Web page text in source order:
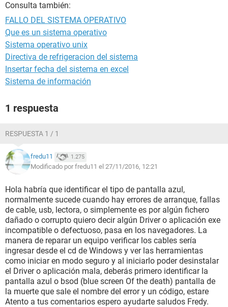
Consulta también:
FALLO DEL SISTEMA OPERATIVO
Que es un sistema operativo
Sistema operativo unix
Directiva de refrigeracion del sistema
Insertar fecha del sistema en excel
Sistema de información
1 respuesta
RESPUESTA 1 / 1
fredu11 1.275
Modificado por fredu11 el 27/11/2016, 12:21
Hola habría que identificar el tipo de pantalla azul,
normalmente sucede cuando hay errores de arranque, fallas
de cable, usb, lectora, o simplemente es por algún fichero
dañado o corrupto quiero decir algún Driver o aplicación exe
incompatible o defectuoso, pasa en los navegadores. La
manera de reparar un equipo verificar los cables sería
ingresar desde el cd de Windows y ver las herramientas
como iniciar en modo seguro y al iniciarlo poder desinstalar
el Driver o aplicación mala, deberás primero identificar la
pantalla azul o bsod (blue screen Of the death) pantalla de
la muerte que sale el nombre del error y un código, estare
Atento a tus comentarios espero ayudarte saludos Fredy.